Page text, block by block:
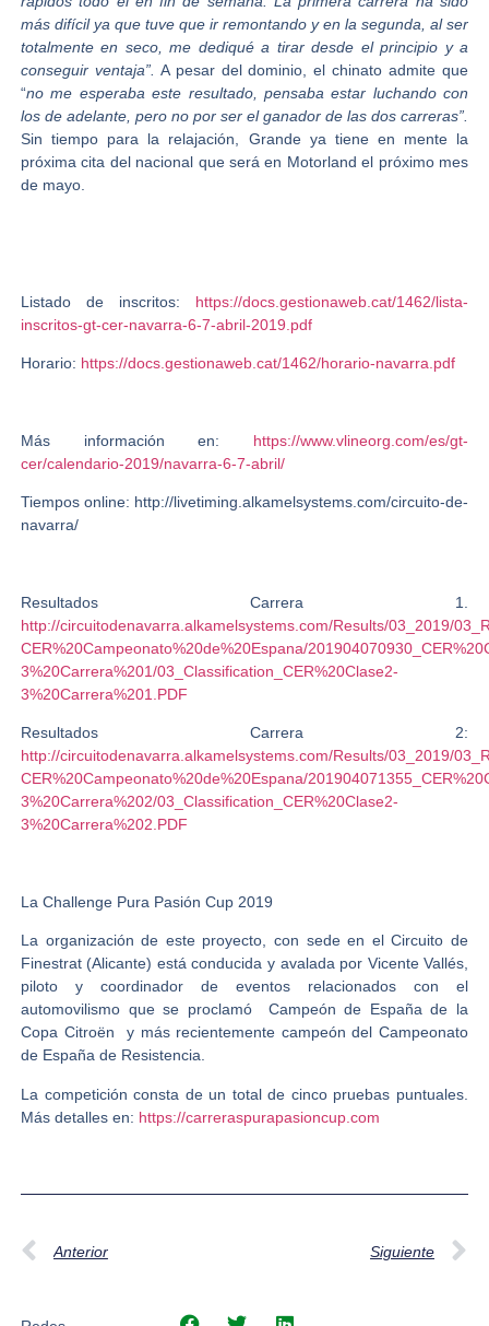
más difícil ya que tuve que ir remontando y en la segunda, al ser
totalmente en seco, me dediqué a tirar desde el principio y a
conseguir ventaja”. A pesar del dominio, el chinato admite que
“no me esperaba este resultado, pensaba estar luchando con
los de adelante, pero no por ser el ganador de las dos carreras”.
Sin tiempo para la relajación, Grande ya tiene en mente la
próxima cita del nacional que será en Motorland el próximo mes
de mayo.
Listado de inscritos: https://docs.gestionaweb.cat/1462/lista-
inscritos-gt-cer-navarra-6-7-abril-2019.pdf
Horario: https://docs.gestionaweb.cat/1462/horario-navarra.pdf
Más información en: https://www.vlineorg.com/es/gt-
cer/calendario-2019/navarra-6-7-abril/
Tiempos online: http://livetiming.alkamelsystems.com/circuito-de-
navarra/
Resultados Carrera 1.
http://circuitodenavarra.alkamelsystems.com/Results/03_2019/
CER%20Campeonato%20de%20Espana/
3%20Carrera%201/03_Classification_CER%20Clase2-
3%20Carrera%201.PDF
Resultados Carrera 2:
http://circuitodenavarra.alkamelsystems.com/Results/03_2019/
CER%20Campeonato%20de%20Espana/
3%20Carrera%202/03_Classification_CER%20Clase2-
3%20Carrera%202.PDF
La Challenge Pura Pasión Cup 2019
La organización de este proyecto, con sede en el Circuito de
Finestrat (Alicante) está conducida y avalada por Vicente Vallés,
piloto y coordinador de eventos relacionados con el
automovilismo que se proclamó Campeón de España de la
Copa Citroën y más recientemente campeón del Campeonato
de España de Resistencia.
La competición consta de un total de cinco pruebas puntuales.
Más detalles en: https://carreraspurapasioncup.com
Anterior Siguiente